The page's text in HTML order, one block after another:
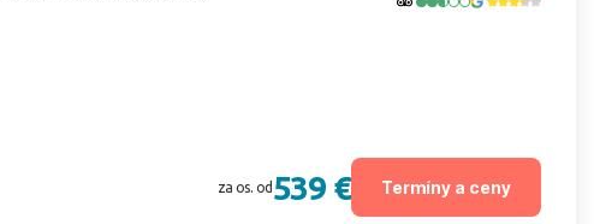
za os. od 539 € Termíny a ceny